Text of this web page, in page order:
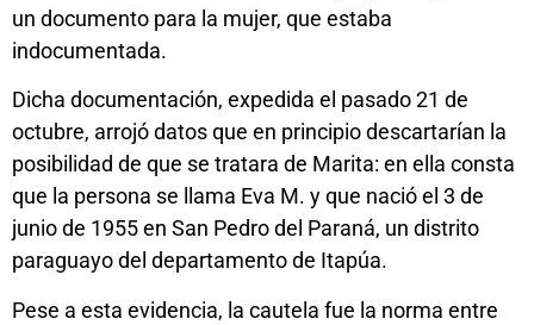
un documento para la mujer, que estaba
indocumentada.
Dicha documentación, expedida el pasado 21 de
octubre, arrojó datos que en principio descartarían la
posibilidad de que se tratara de Marita: en ella consta
que la persona se llama Eva M. y que nació el 3 de
junio de 1955 en San Pedro del Paraná, un distrito
paraguayo del departamento de Itapúa.
Pese a esta evidencia, la cautela fue la norma entre